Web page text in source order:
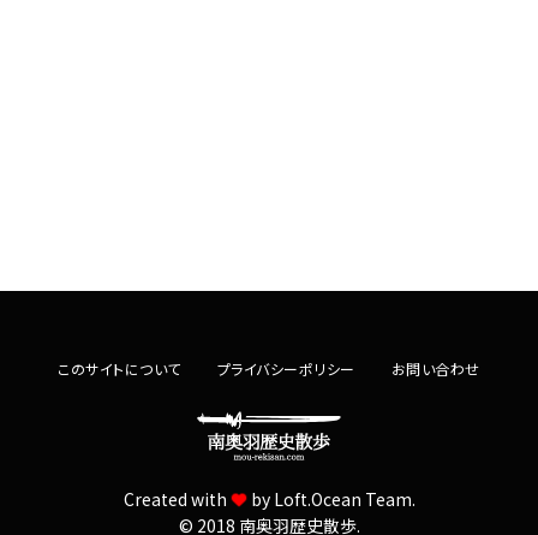
このサイトについて プライバシーポリシー お問い合わせ
Created with by Loft.Ocean Team.
© 2018 南奥羽歴史散歩.